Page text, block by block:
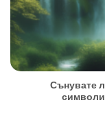
Сънувате